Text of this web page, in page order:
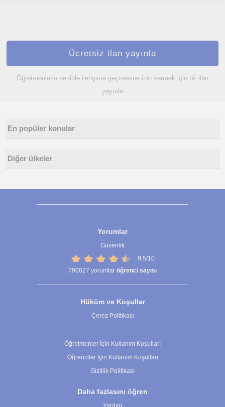
Ücretsiz ilan yayınla
Öğretmenlerin seninle iletişime geçmesine izin vermek için bir ilan
yayınla
En popüler konular
Diğer ülkeler
Yorumlar
Güvenlik
9,5/10
790027 yorumlar öğrenci sayısı
Hüküm ve Koşullar
Çerez Politikası
Öğretmenler İçin Kullanım Koşulları
Öğrenciler İçin Kullanım Koşulları
Gizlilik Politikası
Daha fazlasını öğren